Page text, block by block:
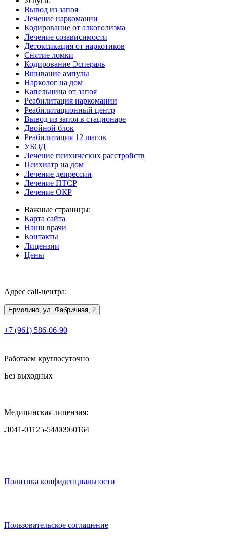
Вывод из запоя
Лечение наркомании
Кодирование от алкоголизма
Лечение созависимости
Детоксикация от наркотиков
Снятие ломки
Кодирование Эспераль
Вшивание ампулы
Нарколог на дом
Капельница от запоя
Реабилитация наркомании
Реабилитационный центр
Вывод из запоя в стационаре
Двойной блок
Реабилитация 12 шагов
УБОД
Лечение психических расстройств
Психиатр на дом
Лечение депрессии
Лечение ПТСР
Лечение ОКР
Важные страницы:
Карта сайта
Наши врачи
Контакты
Лицензии
Цены
Адрес call-центра:
Ермолино, ул. Фабричная, 2
+7 (961) 586-06-90
Работаем круглосуточно
Без выходных
Медицинская лицензия:
Л041-01125-54/00960164
Политика конфиденциальности
Пользовательское соглашение